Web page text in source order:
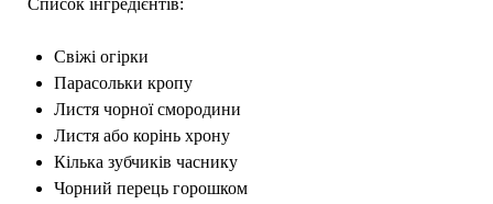
Список інгредієнтів:
Свіжі огірки
Парасольки кропу
Листя чорної смородини
Листя або корінь хрону
Кілька зубчиків часнику
Чорний перець горошком